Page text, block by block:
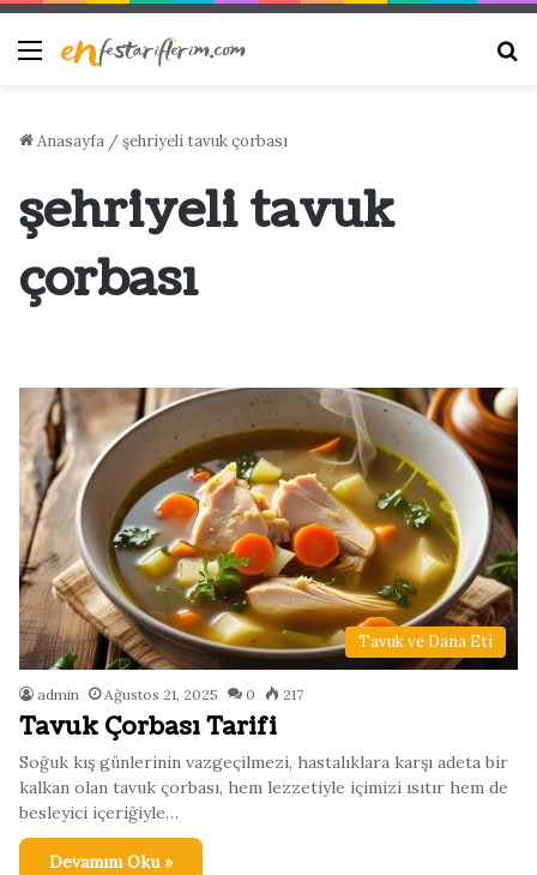
Menü
Anasayfa /şehriyeli tavuk çorbası
şehriyeli tavuk
çorbası
Tavuk ve Dana Eti
admin Ağustos 21, 2025 0 217
Tavuk Çorbası Tarifi
Soğuk kış günlerinin vazgeçilmezi, hastalıklara karşı adeta bir
kalkan olan tavuk çorbası, hem lezzetiyle içimizi ısıtır hem de
besleyici içeriğiyle…
Devamını Oku »